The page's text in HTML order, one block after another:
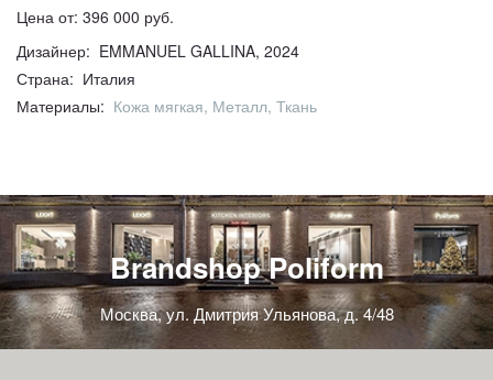
Цена от: 396 000 руб.
Дизайнер: EMMANUEL GALLINA, 2024
Страна: Италия
Материалы: Кожа мягкая, Металл, Ткань
Brandshop Poliform
Москва, ул. Дмитрия Ульянова, д. 4/48